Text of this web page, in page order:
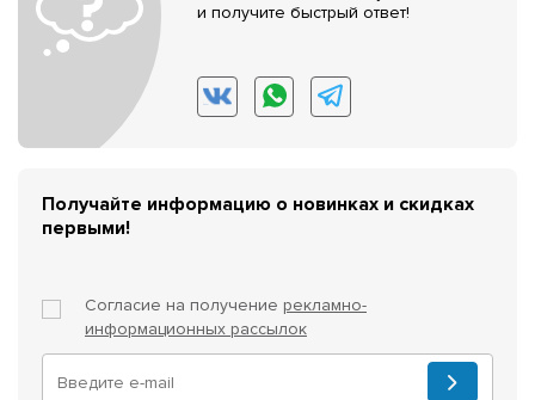
и получите быстрый ответ!
Получайте информацию о новинках и скидках
первыми!
Согласие на получение рекламно-
информационных рассылок